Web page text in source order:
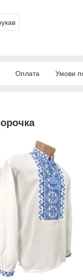
Оплата Умови